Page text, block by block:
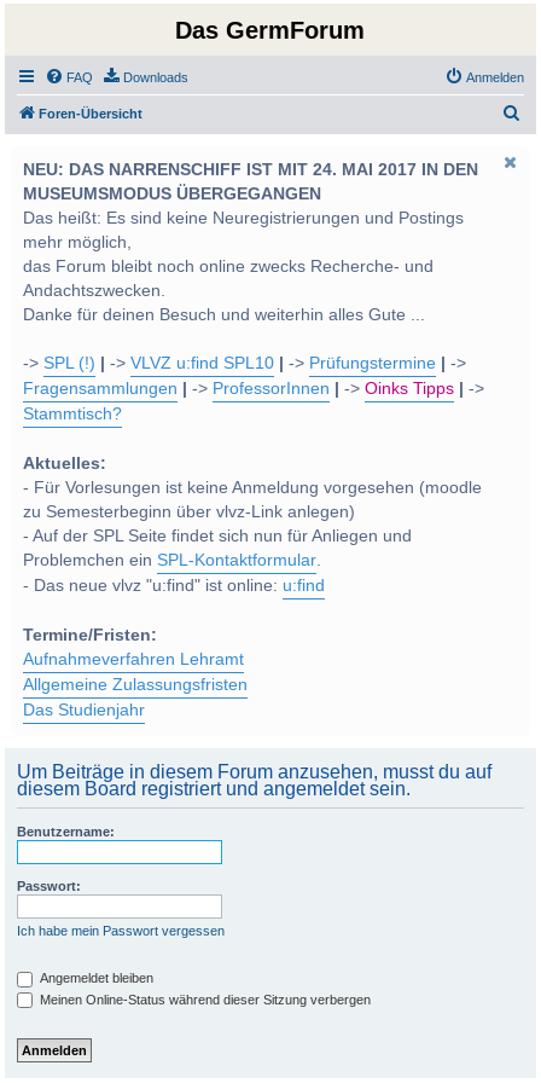
Das GermForum
FAQ Downloads Anmelden
Foren-Übersicht
NEU: DAS NARRENSCHIFF IST MIT 24. MAI 2017 IN DEN
MUSEUMSMODUS ÜBERGEGANGEN
Das heißt: Es sind keine Neuregistrierungen und Postings
mehr möglich,
das Forum bleibt noch online zwecks Recherche- und
Andachtszwecken.
Danke für deinen Besuch und weiterhin alles Gute ...
->SPL (!) ->VLVZ u:find SPL10 -> Prüfungstermine
->
Fragensammlungen
-> ProfessorInnen ->Oinks Tipps
->
Stammtisch?
Aktuelles:
- Für Vorlesungen ist keine Anmeldung vorgesehen (moodle
zu Semesterbeginn über vlvz-Link anlegen)
- Auf der SPL Seite findet sich nun für Anliegen und
Problemchen einSPL-Kontaktformular.
- Das neue vlvz "u:find" ist online: u:find
Termine/Fristen:
Aufnahmeverfahren Lehramt
Allgemeine Zulassungsfristen
Das Studienjahr
Um Beiträge in diesem Forum anzusehen, musst du auf
diesem Board registriert und angemeldet sein.
Benutzername:
Passwort:
Ich habe mein Passwort vergessen
Angemeldet bleiben
Meinen Online-Status während dieser Sitzung verbergen